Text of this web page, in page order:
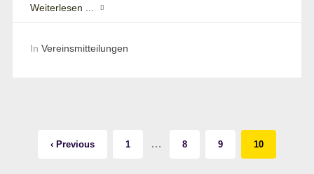
Weiterlesen ...
In Vereinsmitteilungen
‹ Previous 1 … 8 9 10